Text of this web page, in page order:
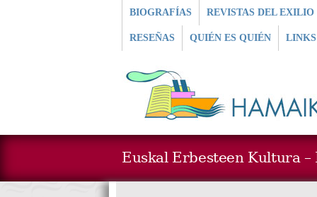
BIOGRAFÍAS REVISTAS DEL EXILIO
RESEÑAS QUIÉN ES QUIÉN LINKS
Euskal Erbesteen Kultura –